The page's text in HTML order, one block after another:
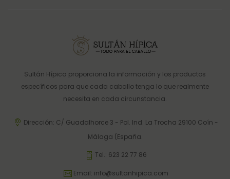
Sultán Hípica proporciona la información y los productos
específicos para que cada caballo tenga lo que realmente
necesita en cada circunstancia.
Dirección: C/ Guadalhorce 3 - Pol. Ind. La Trocha 29100 Coín -
Málaga (España.
Tel.: 623 22 77 86
Email: info@sultanhipica.com